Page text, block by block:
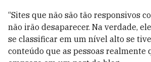
“Sites que não são tão responsivos
não irão desaparecer. Na verdade,
se classificar em um nível alto se
conteúdo que as pessoas realmente